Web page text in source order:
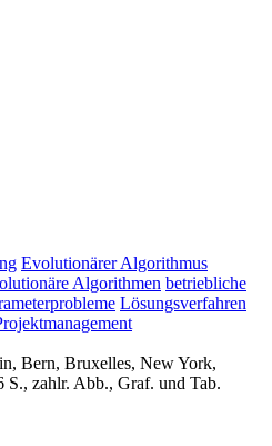
Evolutionärer Algorithmus
Algorithmen betriebliche
Lösungsverfahren
Bern, Bruxelles, New York,
zahlr. Abb., Graf. und Tab.